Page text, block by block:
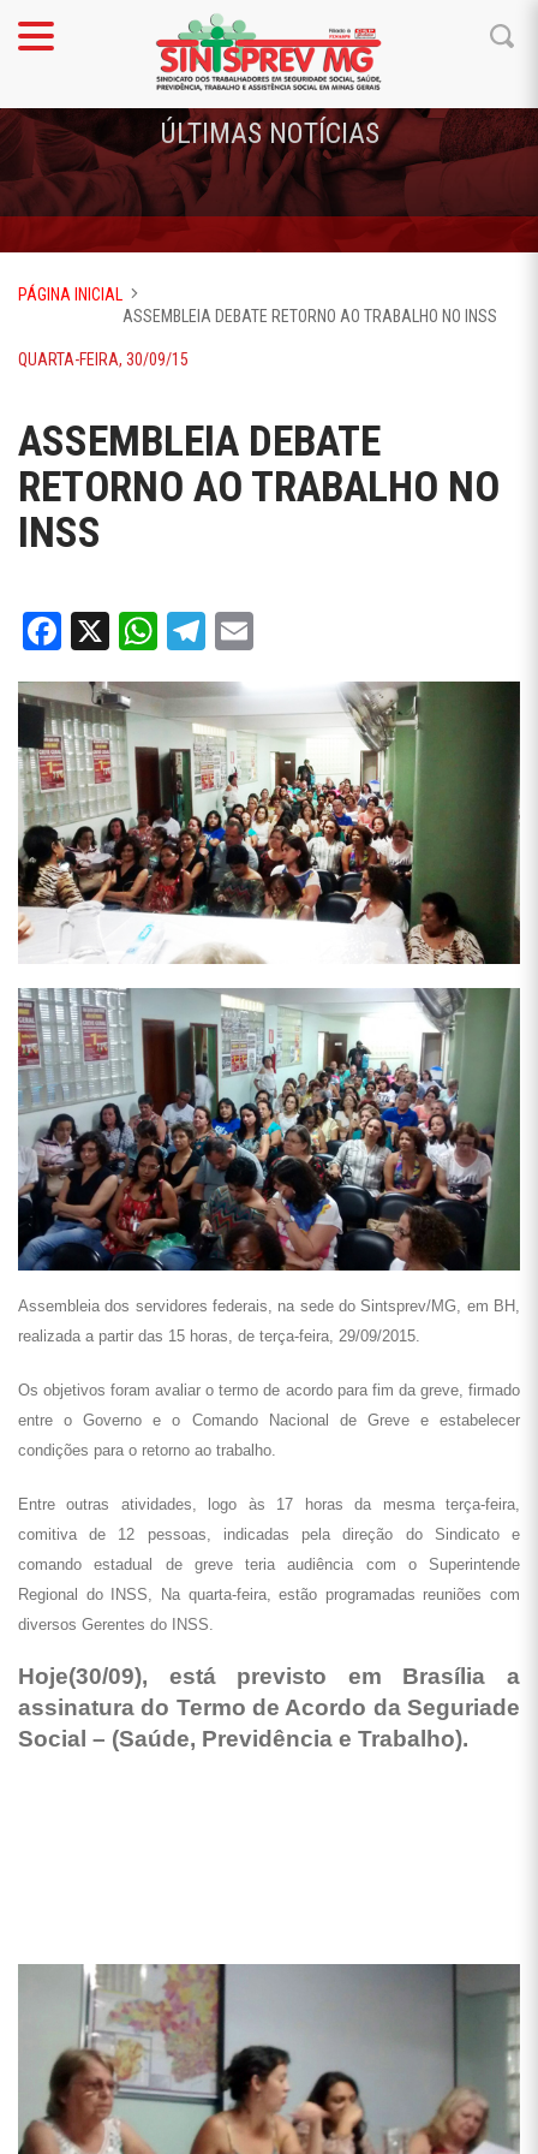
ÚLTIMAS NOTÍCIAS
PÁGINA INICIAL
ASSEMBLEIA DEBATE RETORNO AO TRABALHO NO INSS
QUARTA-FEIRA, 30/09/15
ASSEMBLEIA DEBATE
RETORNO AO TRABALHO NO
INSS
Facebook
X WhatsApp
Telegram
Assembleia dos servidores federais, na sede do Sintsprev/MG, em BH,
realizada a partir das 15 horas, de terça-feira, 29/09/2015.
Os objetivos foram avaliar o termo de acordo para fim da greve, firmado
entre o Governo e o Comando Nacional de Greve e estabelecer
condições para o retorno ao trabalho.
Entre outras atividades, logo às 17 horas da mesma terça-feira,
comitiva de 12 pessoas, indicadas pela direção do Sindicato e
comando estadual de greve teria audiência com o Superintende
Regional do INSS, Na quarta-feira, estão programadas reuniões com
diversos Gerentes do INSS.
Hoje(30/09), está previsto em Brasília a
assinatura do Termo de Acordo da Seguriade
Social – (Saúde, Previdência e Trabalho).